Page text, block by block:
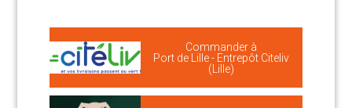
Commander à
Port de Lille - Entrepôt Citeliv
(Lille)